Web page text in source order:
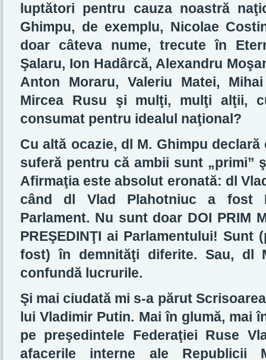
luptători pentru cauza noastră
Ghimpu, de exemplu, Nicolae
doar câteva nume, trecute în
Şalaru, Ion Hadârcă, Alexandru
Anton Moraru, Valeriu Matei,
Mircea Rusu şi mulţi, mulţi alţii,
consumat pentru idealul naţional?
Cu altă ocazie, dl M. Ghimpu
suferă pentru că ambii sunt „primi”
Afirmaţia este absolut eronată: dl
când dl Vlad Plahotniuc a fost
Parlament. Nu sunt doar DOI PRIM
PREŞEDINŢI ai Parlamentului!
fost) în demnităţi diferite. Sau, dl
confundă lucrurile.
Şi mai ciudată mi s-a părut
lui Vladimir Putin. Mai în glumă, mai
pe preşedintele Federaţiei Ruse
afacerile interne ale Republicii